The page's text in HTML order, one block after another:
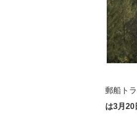
郵船ト
は3月20